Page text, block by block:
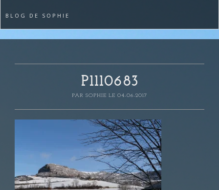
BLOG DE SOPHIE
P1110683
PAR SOPHIE LE 04-06-2017